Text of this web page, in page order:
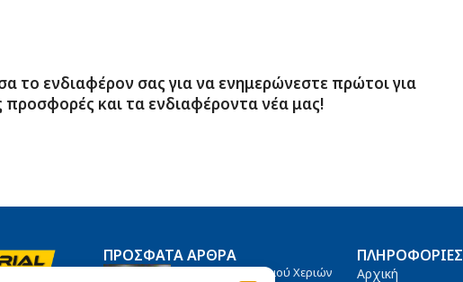
το ενδιαφέρον σας για να ενημερώνεστε πρώτοι για
προσφορές και τα ενδιαφέροντα νέα μας!
ΠΡΌΣΦΑΤΑ ΆΡΘΡΑ
Πάστα Καθαρισμού Χεριών
ΠΛΗΡΟΦΟΡΊΕΣ
Αρχική